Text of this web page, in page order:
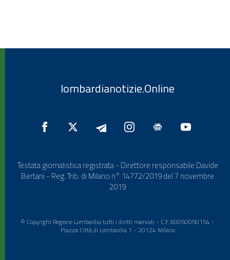
lombardianotizie.Online
Testata giornalistica registrata - Direttore responsabile Davide
Bertani - Reg. Trib. di Milano n° 14772/2019 del 7 novembre
2019
© Copyright Regione Lombardia tutti i diritti riservati - C.F. 80050050154 -
Piazza Città di Lombardia 1 - 20124 Milano